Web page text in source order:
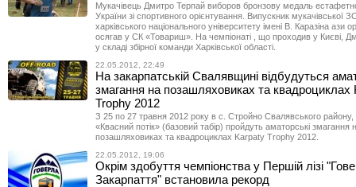
Мукачівець Дмитро Терпай виборов бронзову медаль
України зі спортивного орієнтування. Випускник
харківського національного університету імені В. Каразіна ази
осягав у СК «Товариш». На чемпіонаті , що проходив у Києві,
у складі збірної команди Харківської області.
22.05.2012, 22:49
На закарпатській Свалявщині відбудуться
змагання на позашляховиках та квадроциклах
Trophy 2012
З 25 по 27 травня 2012 року в с. Стройно Свалявського
«Квасний потік» (базовий табір) пройдуть аматорські змагання
позашляховиках та квадроциклах Karpaty Trophy 2012.
22.05.2012, 19:06
Окрім здобуття чемпіонства у Першій лізі
Закарпаття" встановила рекорд